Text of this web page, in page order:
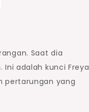
Saat dia
adalah kunci Freya
pertarungan yang